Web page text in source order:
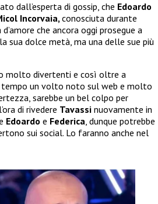
dall’esperta di gossip, che Edoardo
Incorvaia,conosciuta durante
che ancora oggi prosegue a
sua dolce metà, ma una delle sue più
molto divertenti e così oltre a
tempo un volto noto sul web e molto
sarebbe un bel colpo per
di rivedere Tavassi nuovamente in
Edoardo e Federica, dunque potrebbe
sui social. Lo faranno anche nel